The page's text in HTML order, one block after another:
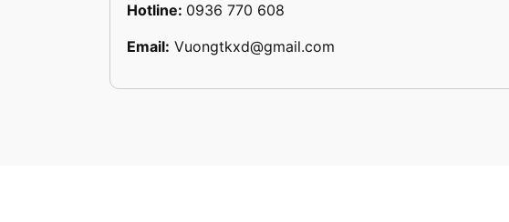
Hotline: 0936 770 608
Email: Vuongtkxd@gmail.com